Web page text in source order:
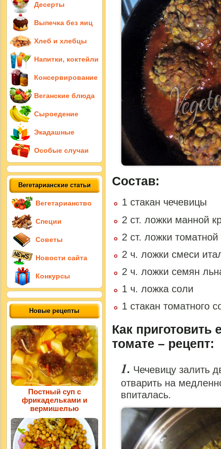
Состав:
1 стакан чечевицы
2 ст. ложки манной
2 ст. ложки
2 ч. ложки смеси
2 ч. ложки семян
1 ч. ложка соли
1 стакан томатного
Как приготовить
томате – рецепт:
Чечевицу залить
отварить на
впиталась.
Десерты
Выпечка без яиц
Хлеб и хлебцы
Напитки, коктейли
Консервирование
Веганские блюда
Сыроедение
Экадашные
Особые случаи
Вегетарианские статьи
Вегетарианство
Специи
Советы
Новости сайта
Конкурсы
Новые рецепты
Постный суп с
фрикадельками и
вермишелью